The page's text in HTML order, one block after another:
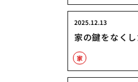
家の鍵をなく
2025.12.13
家